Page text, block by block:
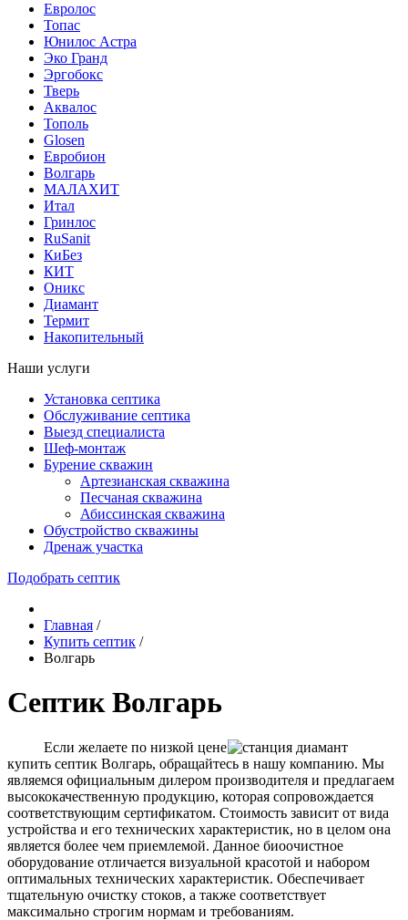
Евролос
Топас
Юнилос Астра
Эко Гранд
Эргобокс
Тверь
Аквалос
Тополь
Glosen
Евробион
Волгарь
МАЛАХИТ
Итал
Гринлос
RuSanit
КиБез
КИТ
Оникс
Диамант
Термит
Накопительный
Наши услуги
Установка септика
Обслуживание септика
Выезд специалиста
Шеф-монтаж
Бурение скважин
Артезианская скважина
Песчаная скважина
Абиссинская скважина
Обустройство скважины
Дренаж участка
Подобрать септик
Главная /
Купить септик /
Волгарь
Септик Волгарь
Если желаете по низкой цене
купить септик Волгарь, обращайтесь в нашу компанию. Мы
являемся официальным дилером производителя и предлагаем
высококачественную продукцию, которая сопровождается
соответствующим сертификатом. Стоимость зависит от вида
устройства и его технических характеристик, но в целом она
является более чем приемлемой. Данное биоочистное
оборудование отличается визуальной красотой и набором
оптимальных технических характеристик. Обеспечивает
тщательную очистку стоков, а также соответствует
максимально строгим нормам и требованиям.